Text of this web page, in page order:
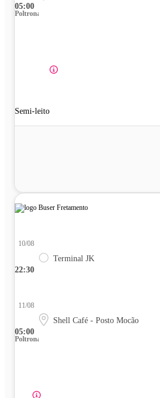
05:00
Poltrona
Semi-leito
22:30
10/08
Terminal JK
05:00
11/08
Shell Café - Posto Mocão
Poltrona